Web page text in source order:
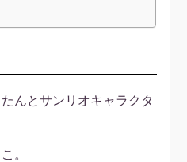
んとサンリオキャラクタ
。